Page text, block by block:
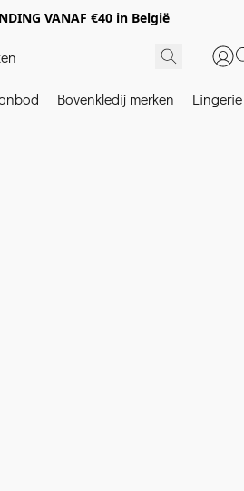
VANAF €40 in België
Bovenkledij merken